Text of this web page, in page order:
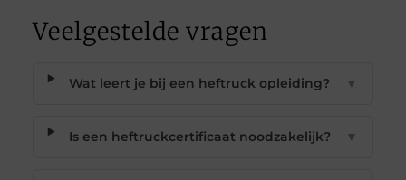
Veelgestelde vragen
Wat leert je bij een heftruck opleiding? ▼
Is een heftruckcertificaat noodzakelijk? ▼